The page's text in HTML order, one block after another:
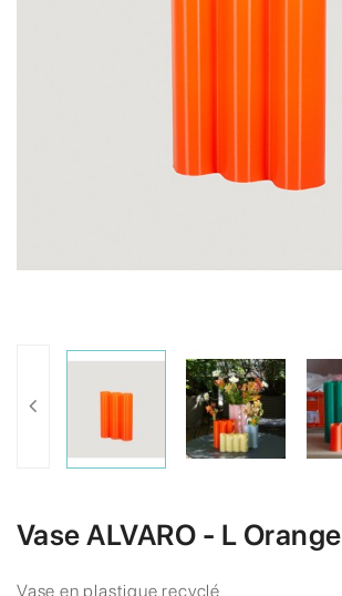
Vase ALVARO - L Orange
Vase en plastique recyclé